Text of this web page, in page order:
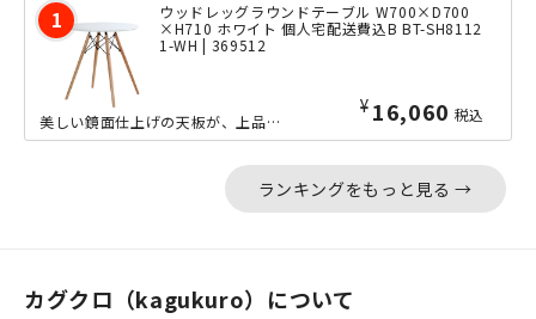
ウッドレッグラウンドテーブル W700×D700
×H710 ホワイト 個人宅配送費込B BT-SH8112
1-WH | 369512
¥ 16,060 税込
美しい鏡面仕上げの天板が、上品なエレガントさを醸し出す、ウッドレッグラウンドテー...
ランキングをもっと見る →
カグクロ（kagukuro）について